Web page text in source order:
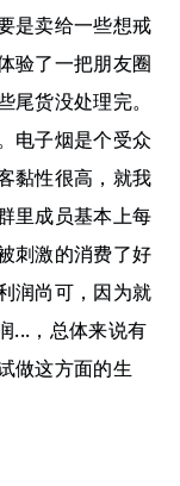
是卖给一些想戒
验了一把朋友圈
货没处理完。
电子烟是个受众
黏性很高，就我
里成员基本上每
刺激的消费了好
润尚可，因为就
...，总体来说有
做这方面的生